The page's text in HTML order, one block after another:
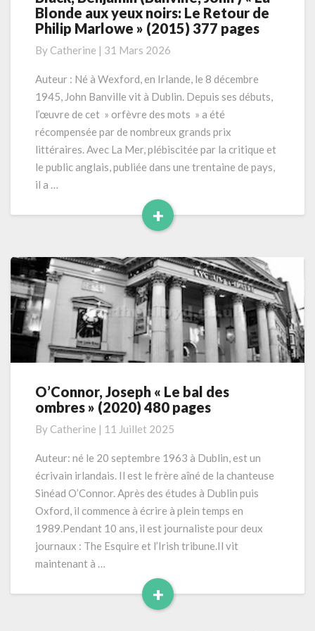
Benjamin
(Banville,
)
« La
aux
yeux
noirs:
Le
Retour
de
Marlowe »
pages
Blonde aux yeux noirs: Le Retour de
Philip Marlowe » (2015) 377 pages
By Catherine | 31 Mars 2026
Auteur : Né à Wexford, en Irlande, le 8 décembre
1945, John Banville vit à Dublin. Depuis ses débuts,
l’œuvre de cet » orfèvre des mots » a été
récompensée par de nombreux grands prix
littéraires. Avec La Mer, plébiscitée par la critique et
le public anglais, publiée dans une trentaine de pays,
il a …
+
Read
O’Connor,
Joseph
bal
des
(2020)
480
pages
O’Connor, Joseph « Le bal des
ombres » (2020) 480 pages
By Catherine | 11 Juillet 2025
Auteur: né le 20 septembre 1963 à Dublin, est un
écrivain irlandais. Il est le frère aîné de la chanteuse
Sinéad O’Connor. Après des études à Dublin puis
Oxford, il commence à écrire à plein temps en
1989.Pendant 10 ans, il est journaliste pour deux
journaux : The Esquire et l’Irish tribune.Il vit
maintenant à …
+
Read